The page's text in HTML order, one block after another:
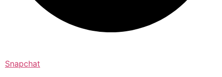
Snapchat